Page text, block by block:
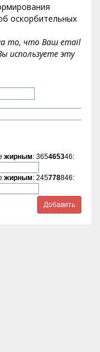
оскорбительных
то, что Ваш email
используете эту
жирным: 365465346:
жирным: 245778846: